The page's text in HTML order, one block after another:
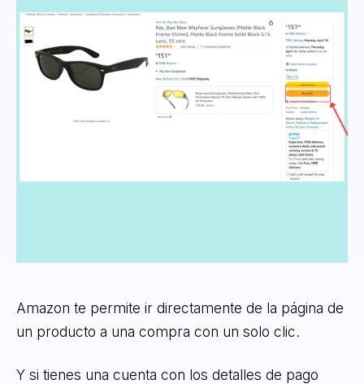
Amazon te permite ir directamente de la página de
un producto a una compra con un solo clic.
Y si tienes una cuenta con los detalles de pago